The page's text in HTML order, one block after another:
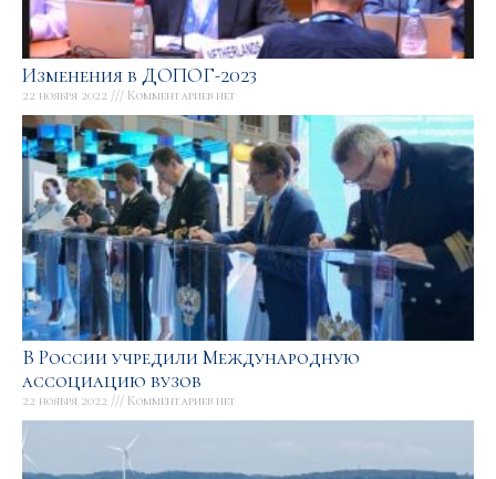
Изменения в ДОПОГ-2023
22 ноября 2022 Комментариев нет
В России учредили Международную
ассоциацию вузов
22 ноября 2022 Комментариев нет